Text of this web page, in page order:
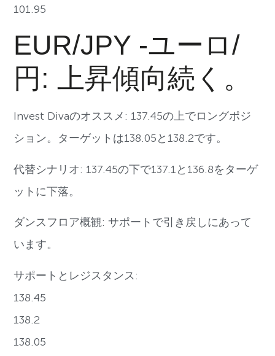
101.95
EUR/JPY -ユーロ/
円: 上昇傾向続く。
Invest Divaのオススメ: 137.45の上でロングポジ
ション。ターゲットは138.05と138.2です。
代替シナリオ: 137.45の下で137.1と136.8をターゲ
ットに下落。
ダンスフロア概観: サポートで引き戻しにあって
います。
サポートとレジスタンス:
138.45
138.2
138.05